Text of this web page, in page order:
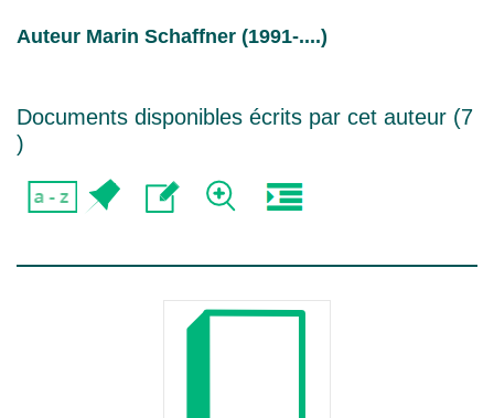
Auteur Marin Schaffner (1991-....)
Documents disponibles écrits par cet auteur (7
)